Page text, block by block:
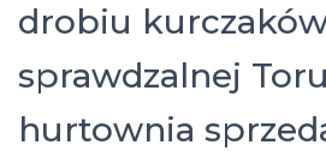
drobiu
sprawdzalnej
hurtownia